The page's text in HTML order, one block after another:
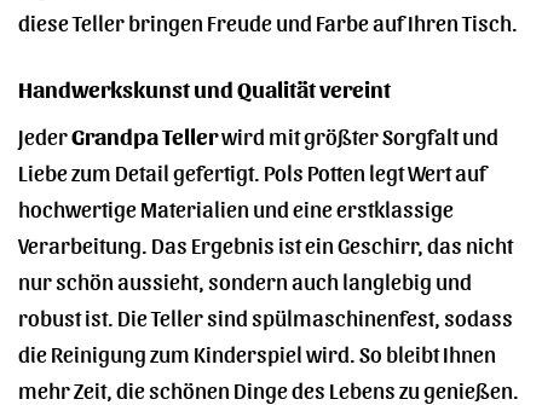
diese Teller bringen Freude und Farbe auf Ihren Tisch.
Handwerkskunst und Qualität vereint
JederGrandpa Tellerwird mit größter Sorgfalt und
Liebe zum Detail gefertigt. Pols Potten legt Wert auf
hochwertige Materialien und eine erstklassige
Verarbeitung. Das Ergebnis ist ein Geschirr, das nicht
nur schön aussieht, sondern auch langlebig und
robust ist. Die Teller sind spülmaschinenfest, sodass
die Reinigung zum Kinderspiel wird. So bleibt Ihnen
mehr Zeit, die schönen Dinge des Lebens zu genießen.